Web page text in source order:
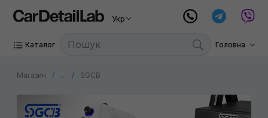
Укр
Каталог Головна
Магазин ... SGCB